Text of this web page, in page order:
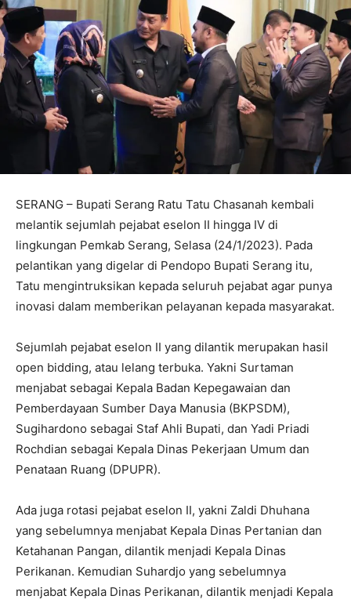
SERANG – Bupati Serang Ratu Tatu Chasanah kembali
melantik sejumlah pejabat eselon II hingga IV di
lingkungan Pemkab Serang, Selasa (24/1/2023). Pada
pelantikan yang digelar di Pendopo Bupati Serang itu,
Tatu mengintruksikan kepada seluruh pejabat agar punya
inovasi dalam memberikan pelayanan kepada masyarakat.
Sejumlah pejabat eselon II yang dilantik merupakan hasil
open bidding, atau lelang terbuka. Yakni Surtaman
menjabat sebagai Kepala Badan Kepegawaian dan
Pemberdayaan Sumber Daya Manusia (BKPSDM),
Sugihardono sebagai Staf Ahli Bupati, dan Yadi Priadi
Rochdian sebagai Kepala Dinas Pekerjaan Umum dan
Penataan Ruang (DPUPR).
Ada juga rotasi pejabat eselon II, yakni Zaldi Dhuhana
yang sebelumnya menjabat Kepala Dinas Pertanian dan
Ketahanan Pangan, dilantik menjadi Kepala Dinas
Perikanan. Kemudian Suhardjo yang sebelumnya
menjabat Kepala Dinas Perikanan, dilantik menjadi Kepala